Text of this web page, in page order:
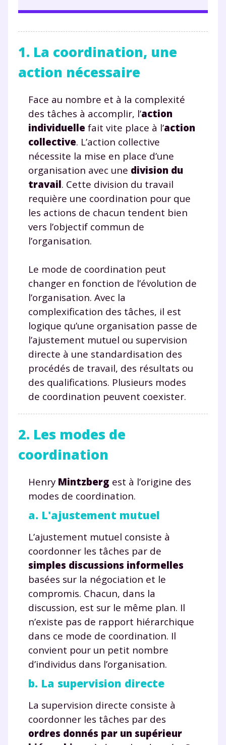
1. La coordination, une
action nécessaire
Face au nombre et à la complexité
des tâches à accomplir, l’action
individuelle fait vite place à l’action
collective. L’action collective
nécessite la mise en place d’une
organisation avec une division du
travail. Cette division du travail
requière une coordination pour que
les actions de chacun tendent bien
vers l’objectif commun de
l’organisation.
Le mode de coordination peut
changer en fonction de l’évolution de
l’organisation. Avec la
complexification des tâches, il est
logique qu’une organisation passe de
l’ajustement mutuel ou supervision
directe à une standardisation des
procédés de travail, des résultats ou
des qualifications. Plusieurs modes
de coordination peuvent coexister.
2. Les modes de
coordination
Henry Mintzberg est à l’origine des
modes de coordination.
a. L'ajustement mutuel
L’ajustement mutuel consiste à
coordonner les tâches par de
simples discussions informelles
basées sur la négociation et le
compromis. Chacun, dans la
discussion, est sur le même plan. Il
n’existe pas de rapport hiérarchique
dans ce mode de coordination. Il
convient pour un petit nombre
d’individus dans l’organisation.
b. La supervision directe
La supervision directe consiste à
coordonner les tâches par des
ordres donnés par un supérieur